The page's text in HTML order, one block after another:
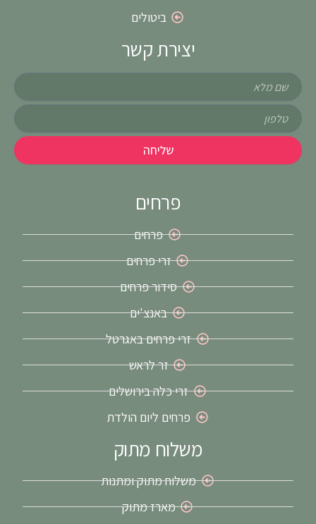
ביטולים
יצירת קשר
שם
טלפון
שליחה
פרחים
פרחים
זרי פרחים
סידור פרחים
באנצ'ים
זרי פרחים באגרטל
זר לראש
זרי כלה בירושלים
פרחים ליום הולדת
משלוח מתוק
משלוח מתוק ומתנות
מארז מתוק